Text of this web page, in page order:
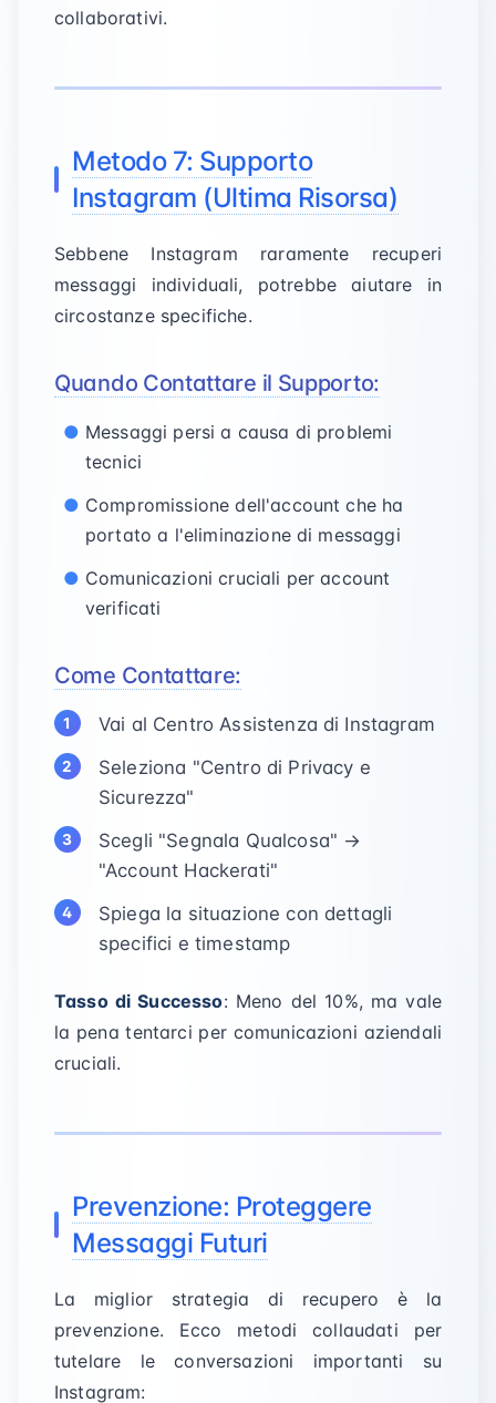
collaborativi.
Metodo 7: Supporto
Instagram (Ultima Risorsa)
Sebbene Instagram raramente recuperi
messaggi individuali, potrebbe aiutare in
circostanze specifiche.
Quando Contattare il Supporto:
Messaggi persi a causa di problemi
tecnici
Compromissione dell'account che ha
portato a l'eliminazione di messaggi
Comunicazioni cruciali per account
verificati
Come Contattare:
Vai al Centro Assistenza di Instagram
Seleziona "Centro di Privacy e
Sicurezza"
Scegli "Segnala Qualcosa" →
"Account Hackerati"
Spiega la situazione con dettagli
specifici e timestamp
Tasso di Successo: Meno del 10%, ma vale
la pena tentarci per comunicazioni aziendali
cruciali.
Prevenzione: Proteggere
Messaggi Futuri
La miglior strategia di recupero è la
prevenzione. Ecco metodi collaudati per
tutelare le conversazioni importanti su
Instagram: